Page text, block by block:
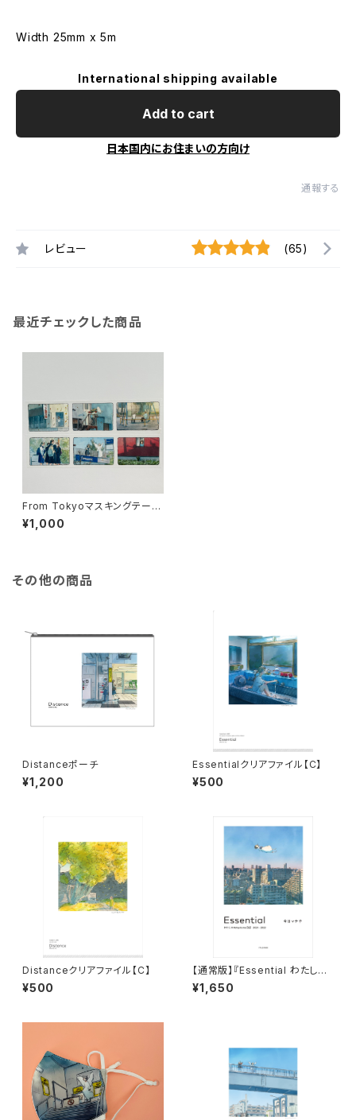
Width 25mm x 5m
International shipping available
Add to cart
日本国内にお住まいの方向け
通報する
レビュー (65)
最近チェックした商品
From Tokyoマスキングテープ
（ロールタイプ）
¥1,000
その他の商品
Distanceポーチ
¥1,200
Essentialクリアファイル【C】
¥500
Distanceクリアファイル【C】
¥500
【通常版】『Essential わたしの
#stayhome日記 2021-202
2』
¥1,650